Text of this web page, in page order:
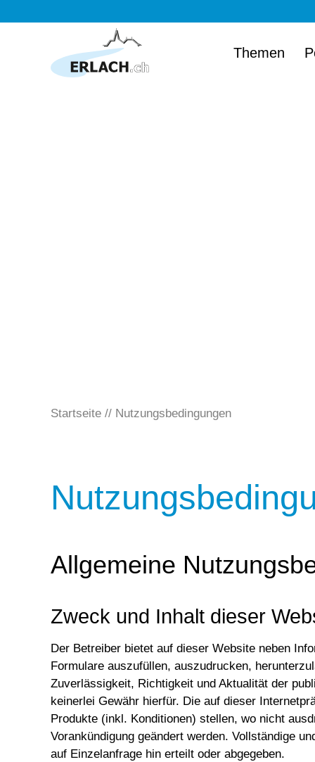
Themen
Startseite Nutzungsbedingungen
Allgemeine
Zweck und Inhalt dieser
Der Betreiber bietet auf dieser Website neben
Formulare auszufüllen, auszudrucken,
Zuverlässigkeit, Richtigkeit und Aktualität der
keinerlei Gewähr hierfür. Die auf dieser
Produkte (inkl. Konditionen) stellen, wo nicht
Vorankündigung geändert werden. Vollständige
auf Einzelanfrage hin erteilt oder abgegeben.